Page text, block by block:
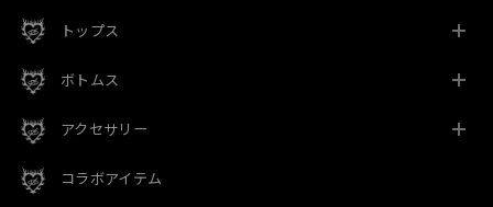
トップス
ボトムス
アクセサリー
コラボアイテム